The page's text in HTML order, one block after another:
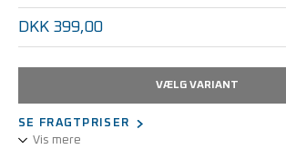
DKK 399,00
VÆLG VARIANT
SE FRAGTPRISER
Vis mere